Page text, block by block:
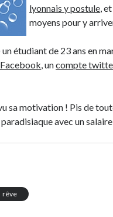
lyonnais y postule,
moyens pour y
étudiant de 23 ans en
, uncompte
sa motivation ! Pis de
avec un
rêve